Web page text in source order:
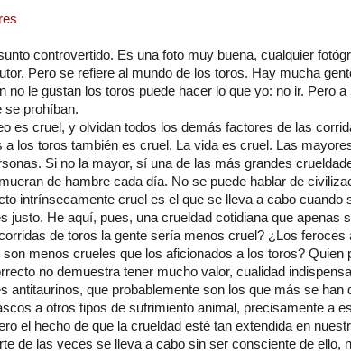
controvertido. Es una foto muy buena, cualquier
Pero se refiere al mundo de los toros. Hay mucha
no le gustan los toros puede hacer lo que yo: no ir. Pero
se prohíban.
es cruel, y olvidan todos los demás factores de las
a los toros también es cruel. La vida es cruel. Las
Si no la mayor, sí una de las más grandes
de hambre cada día. No se puede hablar de
intrínsecamente cruel es el que se lleva a cabo cuando
justo. He aquí, pues, una crueldad cotidiana que apenas
de toros la gente sería menos cruel? ¿Los feroces
menos crueles que los aficionados a los toros? Quien
no demuestra tener mucho valor, cualidad
antitaurinos, que probablemente son los que más se han
a otros tipos de sufrimiento animal, precisamente a
el hecho de que la crueldad esté tan extendida en
de las veces se lleva a cabo sin ser consciente de ello,